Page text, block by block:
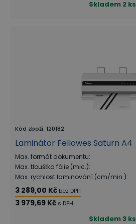
Skladem 2 ks
Kód zboží: 120182
Laminátor Fellowes Saturn A4
Max. formát dokumentu:
Max. tloušťka fólie (mic.):
Max. rychlost laminování (cm/min.):
3 289,00 Kč bez DPH
3 979,69 Kč s DPH
Skladem3 ks